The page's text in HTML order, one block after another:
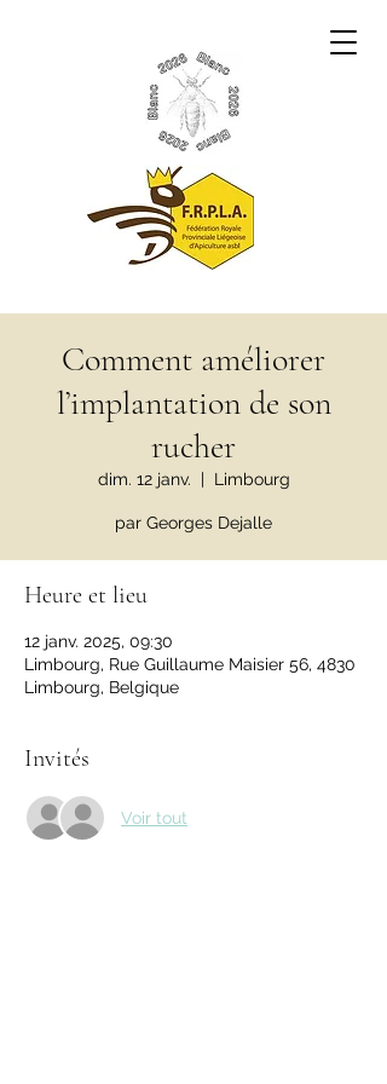
Comment améliorer
l’implantation de son
rucher
dim. 12 janv.
  |
Limbourg
par Georges Dejalle
Heure et lieu
12 janv. 2025, 09:30
Limbourg, Rue Guillaume Maisier 56, 4830
Limbourg, Belgique
Invités
Voir tout